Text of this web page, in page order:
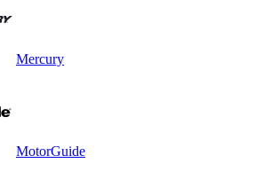
Mercury
MotorGuide